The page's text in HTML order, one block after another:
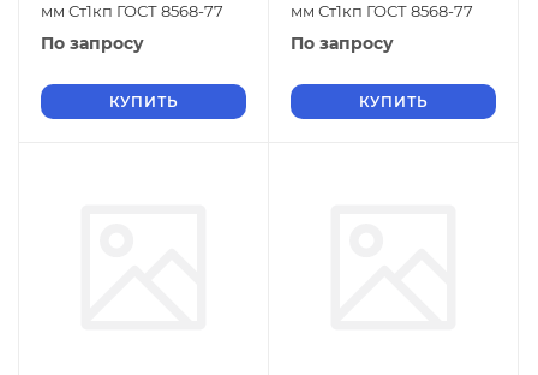
мм Ст1кп ГОСТ 8568-77
По запросу
КУПИТЬ
мм Ст1кп ГОСТ 8568-77
По запросу
КУПИТЬ